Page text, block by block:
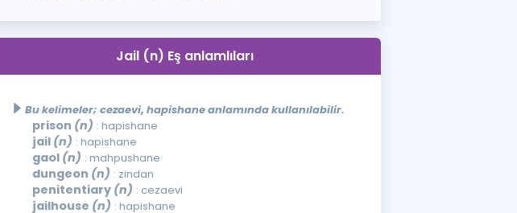
Jail (n) Eş anlamlıları
Bu kelimeler; cezaevi, hapishane anlamında kullanılabilir.
prison (n) : hapishane
jail (n) : hapishane
gaol (n) : mahpushane
dungeon (n) : zindan
penitentiary (n) : cezaevi
jailhouse (n) : hapishane